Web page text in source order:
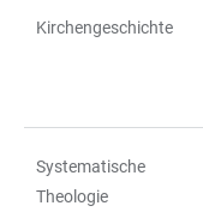
Kirchengeschichte
Systematische
Theologie